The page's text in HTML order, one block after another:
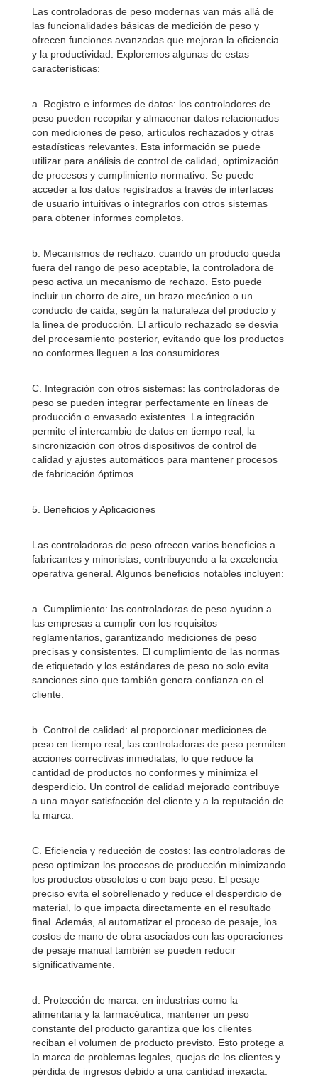
Las controladoras de peso modernas van más allá de
las funcionalidades básicas de medición de peso y
ofrecen funciones avanzadas que mejoran la eficiencia
y la productividad. Exploremos algunas de estas
características:
a. Registro e informes de datos: los controladores de
peso pueden recopilar y almacenar datos relacionados
con mediciones de peso, artículos rechazados y otras
estadísticas relevantes. Esta información se puede
utilizar para análisis de control de calidad, optimización
de procesos y cumplimiento normativo. Se puede
acceder a los datos registrados a través de interfaces
de usuario intuitivas o integrarlos con otros sistemas
para obtener informes completos.
b. Mecanismos de rechazo: cuando un producto queda
fuera del rango de peso aceptable, la controladora de
peso activa un mecanismo de rechazo. Esto puede
incluir un chorro de aire, un brazo mecánico o un
conducto de caída, según la naturaleza del producto y
la línea de producción. El artículo rechazado se desvía
del procesamiento posterior, evitando que los productos
no conformes lleguen a los consumidores.
C. Integración con otros sistemas: las controladoras de
peso se pueden integrar perfectamente en líneas de
producción o envasado existentes. La integración
permite el intercambio de datos en tiempo real, la
sincronización con otros dispositivos de control de
calidad y ajustes automáticos para mantener procesos
de fabricación óptimos.
5. Beneficios y Aplicaciones
Las controladoras de peso ofrecen varios beneficios a
fabricantes y minoristas, contribuyendo a la excelencia
operativa general. Algunos beneficios notables incluyen:
a. Cumplimiento: las controladoras de peso ayudan a
las empresas a cumplir con los requisitos
reglamentarios, garantizando mediciones de peso
precisas y consistentes. El cumplimiento de las normas
de etiquetado y los estándares de peso no solo evita
sanciones sino que también genera confianza en el
cliente.
b. Control de calidad: al proporcionar mediciones de
peso en tiempo real, las controladoras de peso permiten
acciones correctivas inmediatas, lo que reduce la
cantidad de productos no conformes y minimiza el
desperdicio. Un control de calidad mejorado contribuye
a una mayor satisfacción del cliente y a la reputación de
la marca.
C. Eficiencia y reducción de costos: las controladoras de
peso optimizan los procesos de producción minimizando
los productos obsoletos o con bajo peso. El pesaje
preciso evita el sobrellenado y reduce el desperdicio de
material, lo que impacta directamente en el resultado
final. Además, al automatizar el proceso de pesaje, los
costos de mano de obra asociados con las operaciones
de pesaje manual también se pueden reducir
significativamente.
d. Protección de marca: en industrias como la
alimentaria y la farmacéutica, mantener un peso
constante del producto garantiza que los clientes
reciban el volumen de producto previsto. Esto protege a
la marca de problemas legales, quejas de los clientes y
pérdida de ingresos debido a una cantidad inexacta.